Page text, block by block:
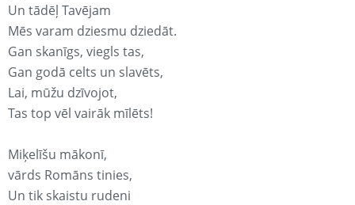
Un tādēļ Tavējam
Mēs varam dziesmu dziedāt.
Gan skanīgs, viegls tas,
Gan godā celts un slavēts,
Lai, mūžu dzīvojot,
Tas top vēl vairāk mīlēts!
Miķelīšu mākonī,
vārds Romāns tinies,
Un tik skaistu rudeni